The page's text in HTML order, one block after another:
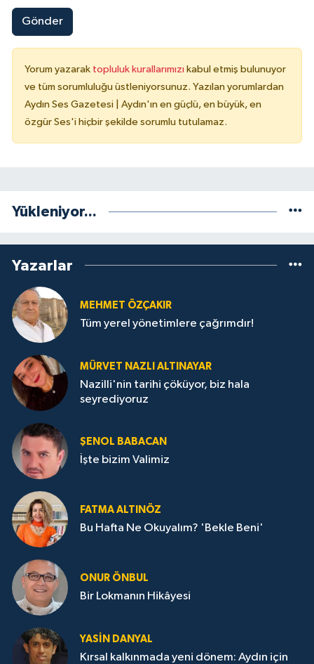
Gönder
Yorum yazarak topluluk kurallarımızı kabul etmiş bulunuyor
ve tüm sorumluluğu üstleniyorsunuz. Yazılan yorumlardan
Aydın Ses Gazetesi | Aydın'ın en güçlü, en büyük, en
özgür Ses'i hiçbir şekilde sorumlu tutulamaz.
Yükleniyor...
Yazarlar
MEHMET ÖZÇAKIR
Tüm yerel yönetimlere çağrımdır!
MÜRVET NAZLI ALTINAYAR
Nazilli'nin tarihi çöküyor, biz hala
seyrediyoruz
ŞENOL BABACAN
İşte bizim Valimiz
FATMA ALTINÖZ
Bu Hafta Ne Okuyalım? 'Bekle Beni'
ONUR ÖNBUL
Bir Lokmanın Hikâyesi
YASIN DANYAL
Kırsal kalkınmada yeni dönem: Aydın için